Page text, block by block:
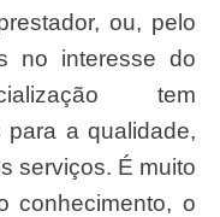
ou, pelo
no interesse do
tem
para a qualidade,
serviços. É muito
conhecimento, o